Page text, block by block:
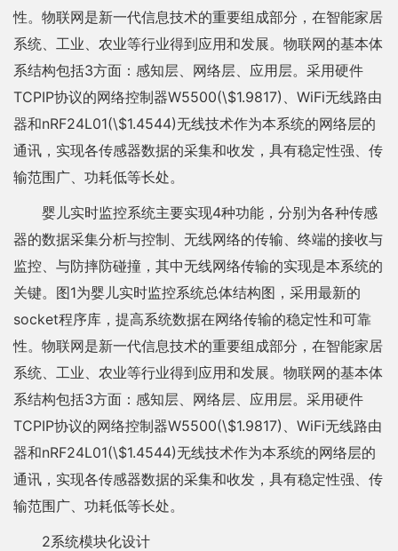
性。物联网是新一代信息技术的重要组成部分，在智能家居
系统、工业、农业等行业得到应用和发展。物联网的基本体
系结构包括3方面：感知层、网络层、应用层。采用硬件
TCPIP协议的网络控制器W5500(\$1.9817)、WiFi无线路由
器和nRF24L01(\$1.4544)无线技术作为本系统的网络层的
通讯，实现各传感器数据的采集和收发，具有稳定性强、传
输范围广、功耗低等长处。
婴儿实时监控系统主要实现4种功能，分别为各种传感
器的数据采集分析与控制、无线网络的传输、终端的接收与
监控、与防摔防碰撞，其中无线网络传输的实现是本系统的
关键。图1为婴儿实时监控系统总体结构图，采用最新的
socket程序库，提高系统数据在网络传输的稳定性和可靠
性。物联网是新一代信息技术的重要组成部分，在智能家居
系统、工业、农业等行业得到应用和发展。物联网的基本体
系结构包括3方面：感知层、网络层、应用层。采用硬件
TCPIP协议的网络控制器W5500(\$1.9817)、WiFi无线路由
器和nRF24L01(\$1.4544)无线技术作为本系统的网络层的
通讯，实现各传感器数据的采集和收发，具有稳定性强、传
输范围广、功耗低等长处。
2系统模块化设计